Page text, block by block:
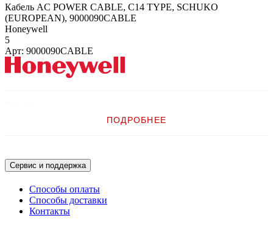
Кабель AC POWER CABLE, C14 TYPE, SCHUKO
(EUROPEAN), 9000090CABLE
Honeywell
5
Арт: 9000090CABLE
Кабель AC POWER CABLE, C14 TYPE, SCHUKO (EUROPEAN)
ПОДРОБНЕЕ
Сервис и поддержка
Способы оплаты
Способы доставки
Контакты